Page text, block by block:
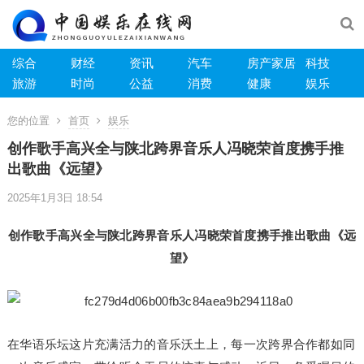
综合 财经 资讯 汽车 房产家居
科技
旅游
时尚 公益 消费 健康 娱乐
您的位置 首页 娱乐
创作歌手高兴全与陕北跨界音乐人冯晓荣首度携手推
出歌曲《远望》
2025年1月3日 18:54
创作歌手高兴全与陕北跨界音乐人冯晓荣首度携手推出歌曲《远
望》
在华语乐坛这片充满活力的音乐沃土上，每一次跨界合作都如同